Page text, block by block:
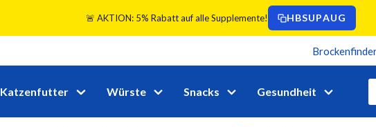
🚨 AKTION: 5% Rabatt auf alle Supplemente! HBSUPAUG
Katzenfutter Würste Snacks Gesundheit